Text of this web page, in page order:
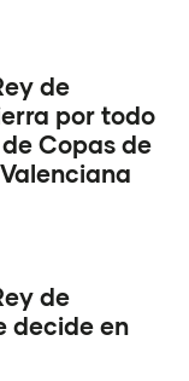
de
por todo
Copas de
de
decide en